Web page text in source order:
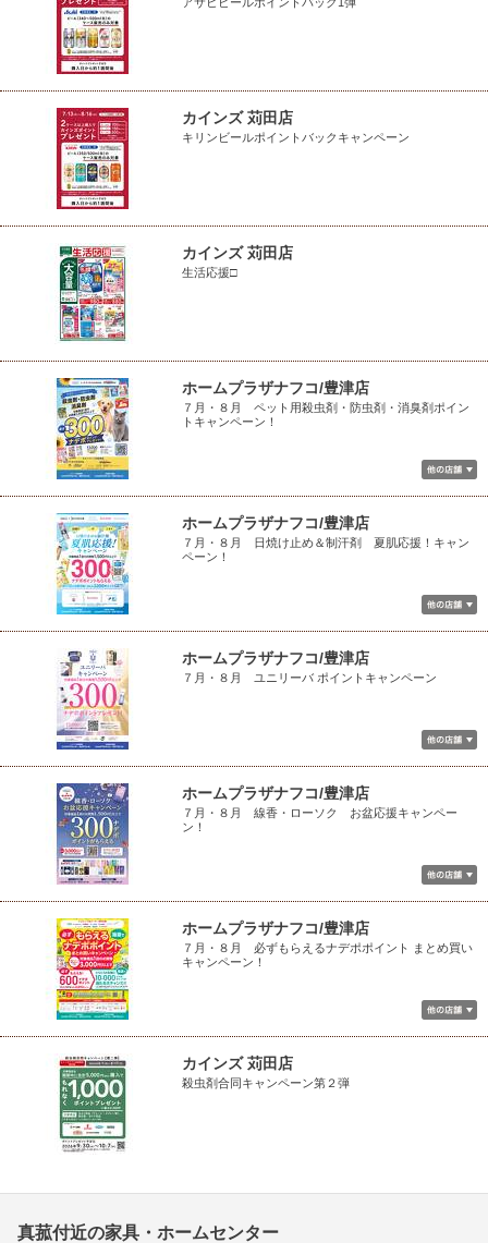
カインズ 苅田店
キリンビールポイントバックキャンペーン
カインズ 苅田店
生活応援□
ホームプラザナフコ/豊津店
７月・８月 ペット用殺虫剤・防虫剤・消臭剤ポイン
トキャンペーン！
ホームプラザナフコ/豊津店
７月・８月 日焼け止め＆制汗剤 夏肌応援！キャン
ペーン！
ホームプラザナフコ/豊津店
７月・８月 ユニリーバ ポイントキャンペーン
ホームプラザナフコ/豊津店
７月・８月 線香・ローソク お盆応援キャンペー
ン！
ホームプラザナフコ/豊津店
７月・８月 必ずもらえるナデポポイント まとめ買い
キャンペーン！
カインズ 苅田店
殺虫剤合同キャンペーン第２弾
真菰付近の家具・ホームセンター